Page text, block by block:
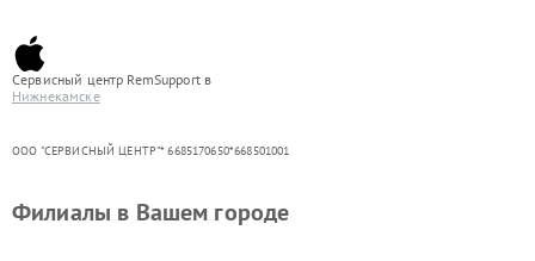
Сервисный центр RemSupport в
Нижнекамске
ООО "СЕРВИСНЫЙ ЦЕНТР"* 6685170650*668501001
Филиалы в Вашем городе